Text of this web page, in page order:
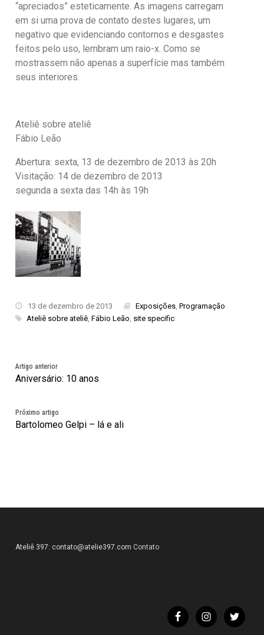
“apreciados” esteticamente. As imagens carregam
em si uma prova de contato destes lugares, um
negativo que evidenciando contornos e desgastes
feitos pelo uso, lembram um raio-x. Como se
mostrassem não apenas a superfície mas também
seus interiores.
Ateliê sobre ateliê
Fábio Leão
Abertura: sexta, 13 de dezembro de 2013 às 20h
Visitação: 14 de dezembro de 2013
segunda a sexta das 14h às 19h
13 de dezembro de 2013 Exposições,Programação
Ateliê sobre ateliê,Fábio Leão, site specific
Artigo anterior
Aniversário: 10 anos
Próximo artigo
Bartolomeo Gelpi – lá e ali
Ateliê 397: contato@atelie397.com Contato